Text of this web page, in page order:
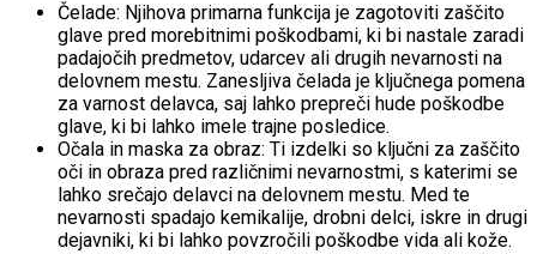
Čelade: Njihova primarna funkcija je zagotoviti zaščito
glave pred morebitnimi poškodbami, ki bi nastale zaradi
padajočih predmetov, udarcev ali drugih nevarnosti na
delovnem mestu. Zanesljiva čelada je ključnega pomena
za varnost delavca, saj lahko prepreči hude poškodbe
glave, ki bi lahko imele trajne posledice.
Očala in maska za obraz: Ti izdelki so ključni za zaščito
oči in obraza pred različnimi nevarnostmi, s katerimi se
lahko srečajo delavci na delovnem mestu. Med te
nevarnosti spadajo kemikalije, drobni delci, iskre in drugi
dejavniki, ki bi lahko povzročili poškodbe vida ali kože.